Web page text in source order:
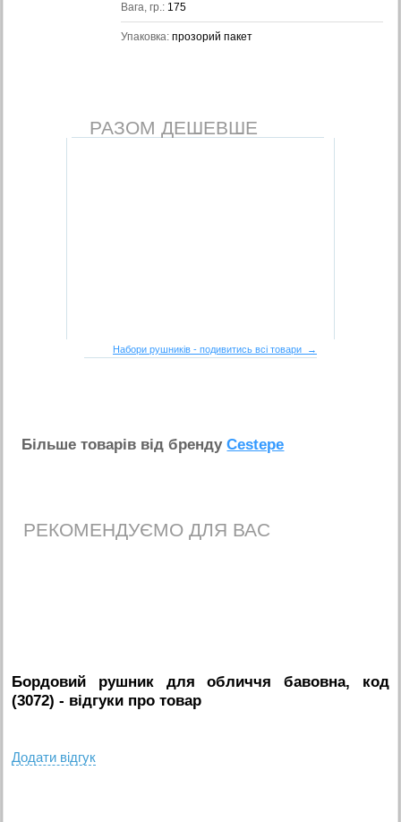
Вага, гр.: 175
Упаковка: прозорий пакет
РАЗОМ ДЕШЕВШЕ
Набори рушників - подивитись всі товари →
Бiльше товарiв вiд брендуCestepe
РЕКОМЕНДУЄМО ДЛЯ ВАС
Бордовий рушник для обличчя бавовна, код
(3072) - вiдгуки про товар
Додати вiдгук